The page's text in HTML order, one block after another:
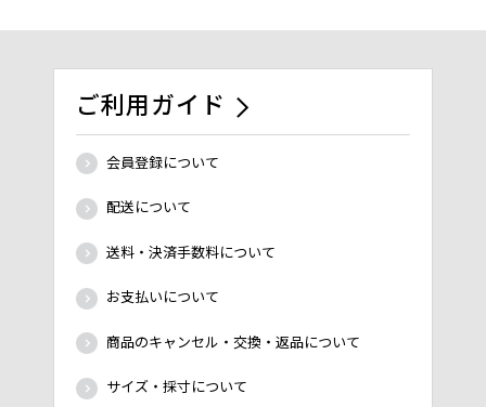
ご利用ガイド
会員登録について
配送について
送料・決済手数料について
お支払いについて
商品のキャンセル・交換・返品について
サイズ・採寸について